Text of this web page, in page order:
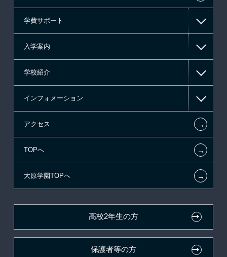
ゲーム系
学費サポート
高等教育の修学支援新制度
日本学生支援機構の奨学金
国の教育ローン
提携教育ローン
新聞奨学生
試験による特待生制度
入学案内
一般入学
AO入学
指定校推薦入学
指定校自己推薦入学
特別推薦入学
生徒会活動推薦入学
学校紹介
在校生からあなたへ
施設・研修所
学生寮・マンションのご案内
大原の資格サポート制度
インフォメーション
お知らせ・新着情報
在校生へのお知らせ
各種証明書の発行ご希望の方
採用ご担当の方
アクセス ←
TOPへ ←
大原学園TOPへ ←
高校2年生の方
保護者等の方